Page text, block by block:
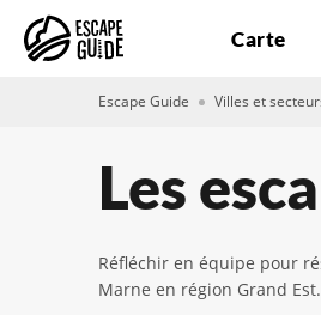
Carte
Escape Guide Villes et
Les
Réfléchir en équipe pour
Marne en région Grand